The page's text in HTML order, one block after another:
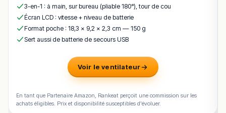
amis pour prolonger une belle journée dans le Gers.
animée jusqu’à 2h rue de la République,
du lundi au samedi, terrasse couverte, animaux
acceptés, wifi gratuit.
validation humaine.
Cette description peut contenir des erreurs, n'hésitez pas à
3-en-1 : à main, sur bureau (pliable 180°), tour de cou
Écran LCD : vitesse + niveau de batterie
Format poche : 18,3 × 9,2 × 2,3 cm — 150 g
Sert aussi de batterie de secours USB
Voir le ventilateur
En tant que Partenaire Amazon, Rankeat perçoit une commission sur les
achats éligibles. Prix et disponibilité susceptibles d'évoluer.